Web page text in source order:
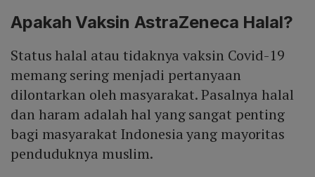
Apakah Vaksin AstraZeneca Halal?
Status halal atau tidaknya vaksin Covid-19
memang sering menjadi pertanyaan
dilontarkan oleh masyarakat. Pasalnya halal
dan haram adalah hal yang sangat penting
bagi masyarakat Indonesia yang mayoritas
penduduknya muslim.